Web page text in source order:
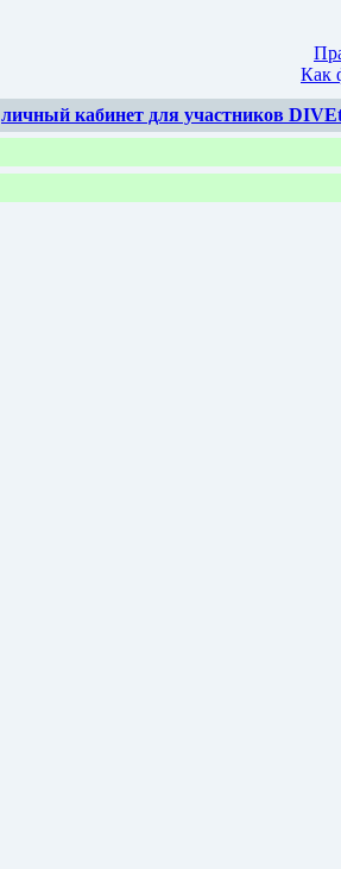
Как
личный кабинет для участников